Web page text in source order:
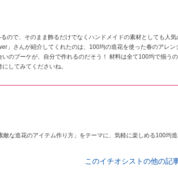
ので、そのまま飾るだけでなくハンドメイドの素材としても人気
」さんが紹介してくれたのは、100均の造花を使った春のアレン
のブーケが、自分で作れるのだそう！ 材料は全て100均で揃う
してみてくださいね。
な造花のアイテム作り方」をテーマに、気軽に楽しめる100均
このイチオシストの他の記